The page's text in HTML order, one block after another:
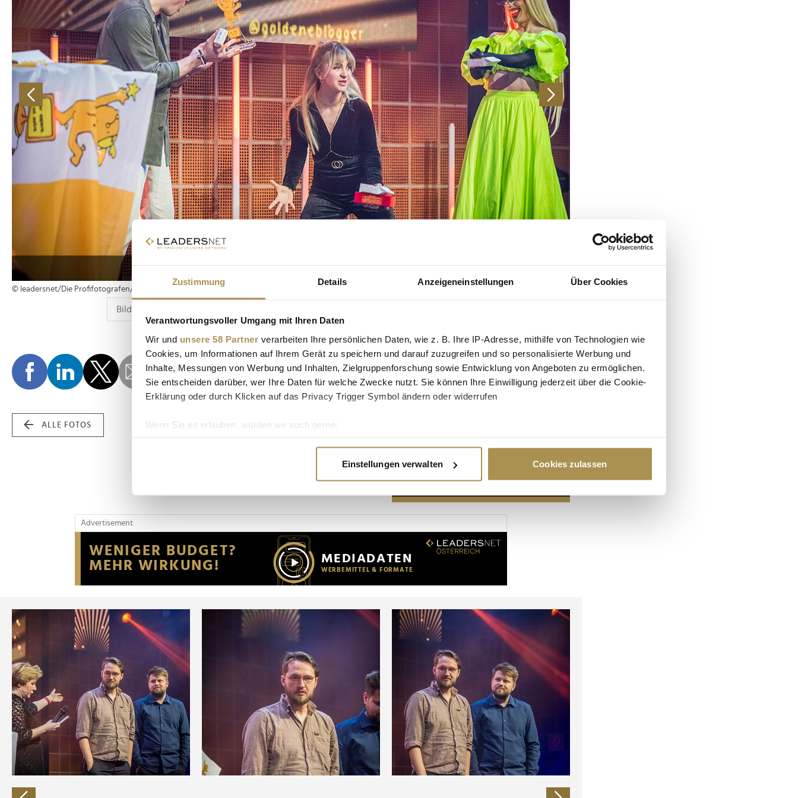
Zustimmung Details Anzeigeneinstellungen Über Cookies
Verantwortungsvoller Umgang mit Ihren Daten
Wir und unsere 58 Partner verarbeiten Ihre persönlichen Daten, wie z. B. Ihre IP-Adresse, mithilfe von Technologien wie
Cookies, um Informationen auf Ihrem Gerät zu speichern und darauf zuzugreifen und so personalisierte Werbung und
Inhalte, Messungen von Werbung und Inhalten, Zielgruppenforschung sowie Entwicklung von Angeboten zu ermöglichen.
Sie entscheiden darüber, wer Ihre Daten für welche Zwecke nutzt. Sie können Ihre Einwilligung jederzeit über die Cookie-
Erklärung oder durch Klicken auf das Privacy Trigger Symbol ändern oder widerrufen
Wenn Sie es erlauben, würden wir auch gerne:
Erfahren Sie mehr darüber, wie Ihre persönlichen Daten verarbeitet werden, und legen Sie Ihre Präferenzen im
Wir verwenden Cookies, um Inhalte und Anzeigen zu personalisieren, Funktionen für soziale Medien anbieten zu können
Website an unsere Partner für soziale Medien, Werbung und Analysen weiter. Unsere Partner führen diese Informationen
möglicherweise mit weiteren Daten zusammen, die Sie ihnen bereitgestellt haben oder die sie im Rahmen Ihrer Nutzung
der Dienste gesammelt haben.
Einstellungen verwalten Cookies zulassen
© leadersnet/Die Profifotografen/G. Hartwich
ALLE FOTOS
Advertisement
Advertisement